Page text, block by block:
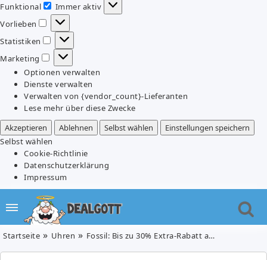
Funktional
Funktional
Immer aktiv
Vorlieben
Vorlieben
Statistiken
Statistiken
Marketing
Marketing
Optionen verwalten
Dienste verwalten
Verwalten von {vendor_count}-Lieferanten
Lese mehr über diese Zwecke
Akzeptieren
Ablehnen Selbst wählen
Einstellungen speichern
Selbst wählen
Cookie-Richtlinie
Datenschutzerklärung
Impressum
Startseite Uhren Fossil: Bis zu 30% Extra-Rabatt auf die bereits reduzierten Artikel im Sale, so z. B.: Damenuhr Fossil Tillie BQ3496 für 66,40€ (Vergleich: 77,58€)